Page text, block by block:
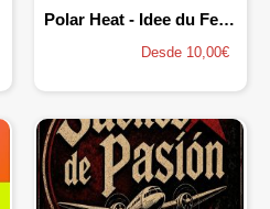
Polar Heat - Idee du Femelle
Desde 10,00€